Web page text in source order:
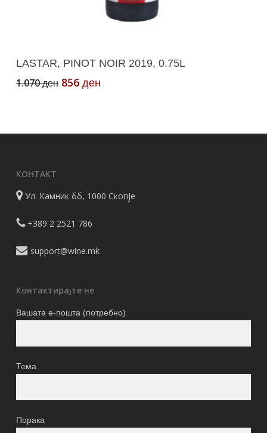
Додади Во Кошничка
LASTAR, PINOT NOIR 2019, 0.75L
1.070ден Original
856 денCurrent
КОНТАКТ
Ул. Камник бб, 1000 Скопје
+389 2 2521 786
support@wine.mk
Контактирајте не
Вашата е-пошта (потребно)
Тема
Порака